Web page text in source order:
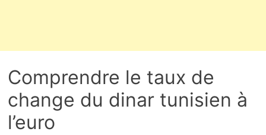
Comprendre le taux de
change du dinar tunisien à
l’euro